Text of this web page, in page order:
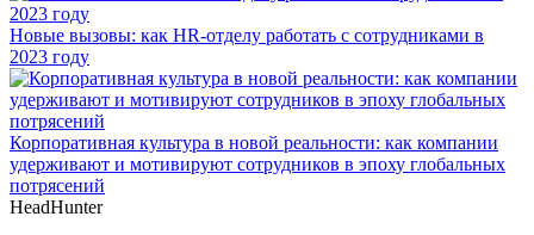
Новые вызовы: как HR-отделу работать с сотрудниками в
2023 году
Корпоративная культура в новой реальности: как компании
удерживают и мотивируют сотрудников в эпоху глобальных
потрясений
HeadHunter